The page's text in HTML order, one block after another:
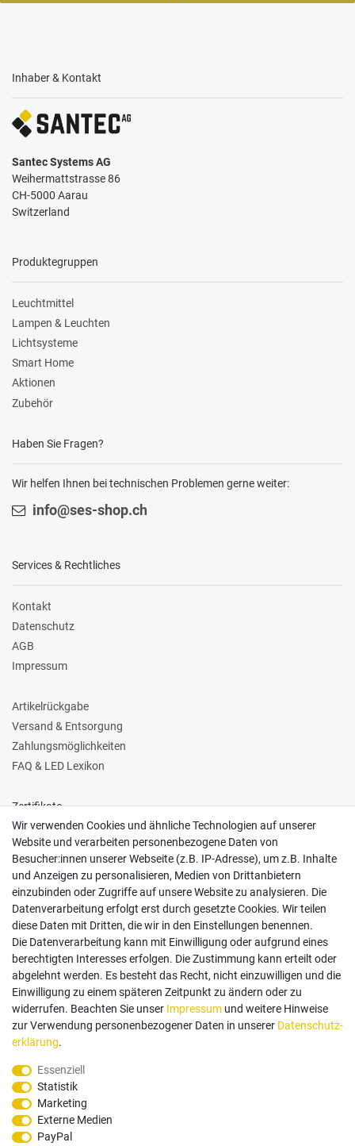
Inhaber & Kontakt
Santec Systems AG
Weihermattstrasse 86
CH-5000 Aarau
Switzerland
Produktegruppen
Leuchtmittel
Lampen & Leuchten
Lichtsysteme
Smart Home
Aktionen
Zubehör
Haben Sie Fragen?
Wir helfen Ihnen bei technischen Problemen gerne weiter:
info@ses-shop.ch
Services & Rechtliches
Kontakt
Datenschutz
AGB
Impressum
Artikelrückgabe
Versand & Entsorgung
Zahlungsmöglichkeiten
FAQ & LED Lexikon
Zertifikate
Follow us
Zahlungsarten
Paypal
Versand Dienstleister
Wir verwenden Cookies und ähnliche Technologien auf unserer
Website und verarbeiten personenbezogene Daten von
Besucher:innen unserer Webseite (z.B. IP-Adresse), um z.B. Inhalte
und Anzeigen zu personalisieren, Medien von Drittanbietern
einzubinden oder Zugriffe auf unsere Website zu analysieren. Die
Datenverarbeitung erfolgt erst durch gesetzte Cookies. Wir teilen
diese Daten mit Dritten, die wir in den Einstellungen benennen.
Die Datenverarbeitung kann mit Einwilligung oder aufgrund eines
berechtigten Interesses erfolgen. Die Zustimmung kann erteilt oder
abgelehnt werden. Es besteht das Recht, nicht einzuwilligen und die
Einwilligung zu einem späteren Zeitpunkt zu ändern oder zu
widerrufen. Beachten Sie unser Impressum und weitere Hinweise
zur Verwendung personenbezogener Daten in unserer Daten­schutz­
erklärung.
Essenziell
Statistik
Marketing
Externe Medien
PayPal